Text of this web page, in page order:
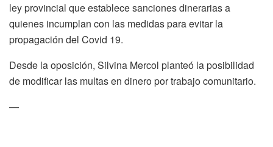
ley provincial que establece sanciones dinerarias a
quienes incumplan con las medidas para evitar la
propagación del Covid 19.
Desde la oposición, Silvina Mercol planteó la posibilidad
de modificar las multas en dinero por trabajo comunitario.
—